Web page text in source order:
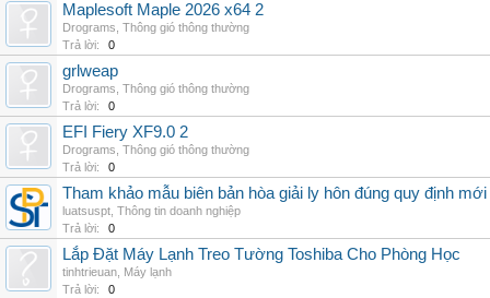
Maplesoft Maple 2026 x64 2
Drograms Thông gió thông thường
Trả lời:
0
grlweap
Drograms Thông gió thông thường
Trả lời:
0
EFI Fiery XF9.0 2
Drograms Thông gió thông thường
Trả lời:
0
Tham khảo mẫu biên bản hòa giải ly hôn đúng quy định mới
luatsuspt Thông tin doanh nghiệp
Trả lời:
0
Lắp Đặt Máy Lạnh Treo Tường Toshiba Cho Phòng Học
tinhtrieuan Máy lạnh
Trả lời:
0